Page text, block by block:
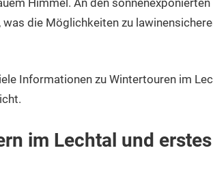
die Möglichkeiten zu
Informationen zu Wintertouren im
im Lechtal und erstes